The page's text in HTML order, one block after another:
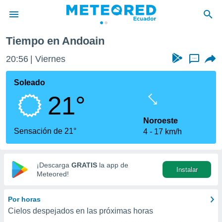
de
ha
calidad.
a este
las
y
digital
basada
Tiempo en Andoain
20:56 Viernes ...
Soleado
21°
Sensación de 21°
Noroeste
4
17 km/h
¡Descarga GRATIS la app de
Meteored!
Instalar
Por horas
Cielos despejados en las próximas horas